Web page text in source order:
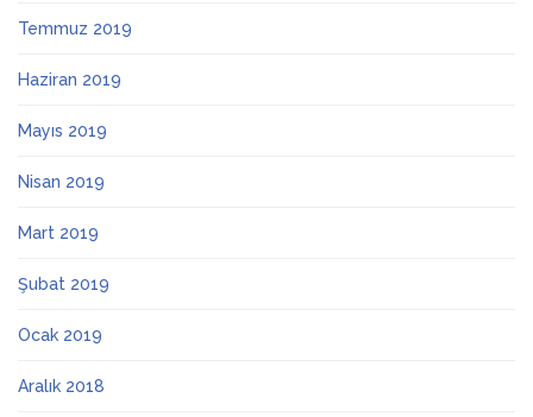
Temmuz 2019
Haziran 2019
Mayıs 2019
Nisan 2019
Mart 2019
Şubat 2019
Ocak 2019
Aralık 2018